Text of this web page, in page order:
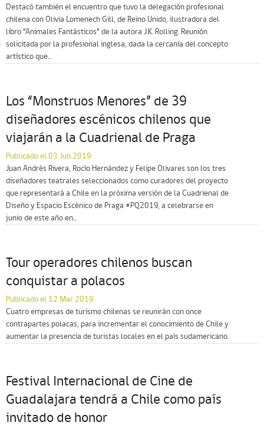
Destacó también el encuentro que tuvo la delegación profesional
chilena con Olivia Lomenech Gill, de Reino Unido, ilustradora del
libro “Animales Fantásticos” de la autora J.K. Rolling. Reunión
solicitada por la profesional inglesa, dada la cercanía del concepto
artístico que...
Los “Monstruos Menores” de 39
diseñadores escénicos chilenos que
viajarán a la Cuadrienal de Praga
Publicado el 03 Jun 2019
Juan Andrés Rivera, Rocío Hernández y Felipe Olivares son los tres
diseñadores teatrales seleccionados como curadores del proyecto
que representará a Chile en la próxima versión de la Cuadrienal de
Diseño y Espacio Escénico de Praga #PQ2019, a celebrarse en
junio de este año en...
Tour operadores chilenos buscan
conquistar a polacos
Publicado el 12 Mar 2019
Cuatro empresas de turismo chilenas se reunirán con once
contrapartes polacas, para incrementar el conocimiento de Chile y
aumentar la presencia de turistas locales en el país sudamericano.
Festival Internacional de Cine de
Guadalajara tendrá a Chile como país
invitado de honor